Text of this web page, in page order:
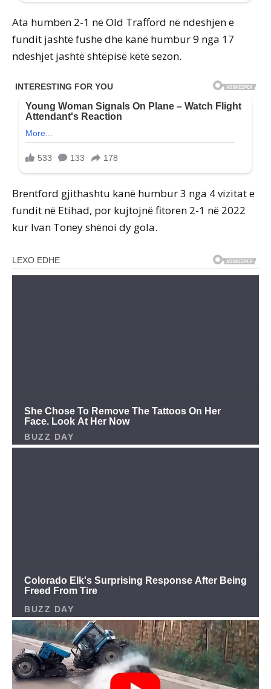
Ata humbën 2-1 në Old Trafford në ndeshjen e
fundit jashtë fushe dhe kanë humbur 9 nga 17
ndeshjet jashtë shtëpisë këtë sezon.
Brentford gjithashtu kanë humbur 3 nga 4 vizitat e
fundit në Etihad, por kujtojnë fitoren 2-1 në 2022
kur Ivan Toney shënoi dy gola.